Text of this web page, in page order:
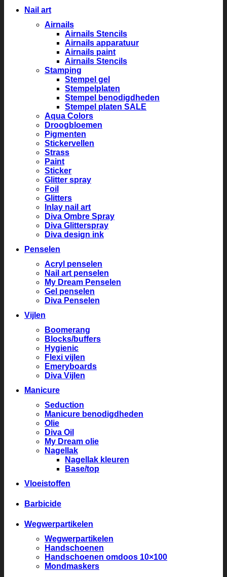
Nail art
Airnails
Airnails Stencils
Airnails apparatuur
Airnails paint
Airnails Stencils
Stamping
Stempel gel
Stempelplaten
Stempel benodigdheden
Stempel platen SALE
Aqua Colors
Droogbloemen
Pigmenten
Stickervellen
Strass
Paint
Sticker
Glitter spray
Foil
Glitters
Inlay nail art
Diva Ombre Spray
Diva Glitterspray
Diva design ink
Penselen
Acryl penselen
Nail art penselen
My Dream Penselen
Gel penselen
Diva Penselen
Vijlen
Boomerang
Blocks/buffers
Hygienic
Flexi vijlen
Emeryboards
Diva Vijlen
Manicure
Seduction
Manicure benodigdheden
Olie
Diva Oil
My Dream olie
Nagellak
Nagellak kleuren
Base/top
Vloeistoffen
Barbicide
Wegwerpartikelen
Wegwerpartikelen
Handschoenen
Handschoenen omdoos 10×100
Mondmaskers